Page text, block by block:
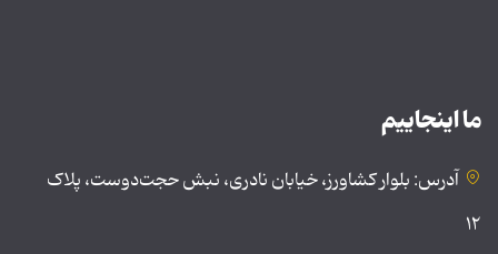
ما اینجاییم
آدرس: بلوار کشاورز، خیابان نادری، نبش حجت‌دوست، پلاک
۱۲